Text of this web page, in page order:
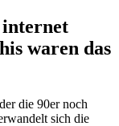
internet
waren das
die 90er noch
sich die